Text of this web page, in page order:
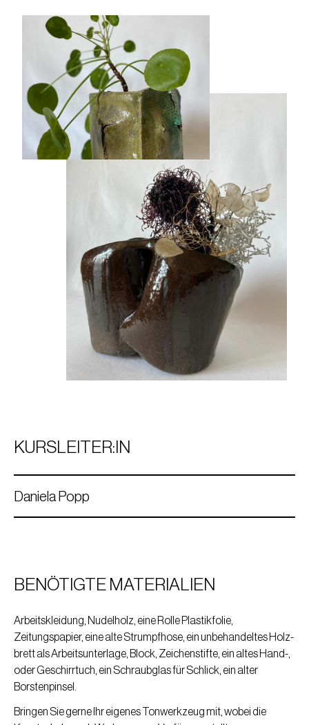
KURSLEITER:IN
Daniela Popp
Daniela Popp
BENÖTIGTE MATERIALIEN
Arbeitskleidung, Nudelholz, eine Rolle Plastikfolie,
Zeitungspapier, eine alte Strumpfhose, ein unbehandeltes Holz-
brett als Arbeitsunterlage, Block, Zeichenstifte, ein altes Hand-,
oder Geschirrtuch, ein Schraubglas für Schlick, ein alter
Borstenpinsel.
Bringen Sie gerne Ihr eigenes Tonwerkzeug mit, wobei die